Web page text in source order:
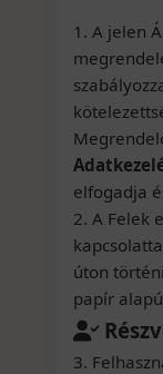
1. A jelen
elfogadja
2. A Felek
úton
papír
3.